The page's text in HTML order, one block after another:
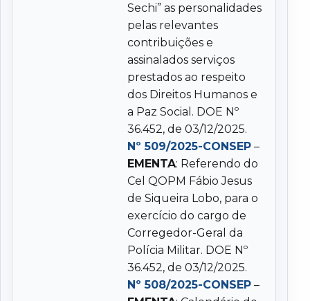
Sechi” as personalidades
pelas relevantes
contribuições e
assinalados serviços
prestados ao respeito
dos Direitos Humanos e
a Paz Social. DOE Nº
36.452, de 03/12/2025.
Nº 509/2025-CONSEP –
EMENTA: Referendo do
Cel QOPM Fábio Jesus
de Siqueira Lobo, para o
exercício do cargo de
Corregedor-Geral da
Polícia Militar. DOE Nº
36.452, de 03/12/2025.
Nº 508/2025-CONSEP –